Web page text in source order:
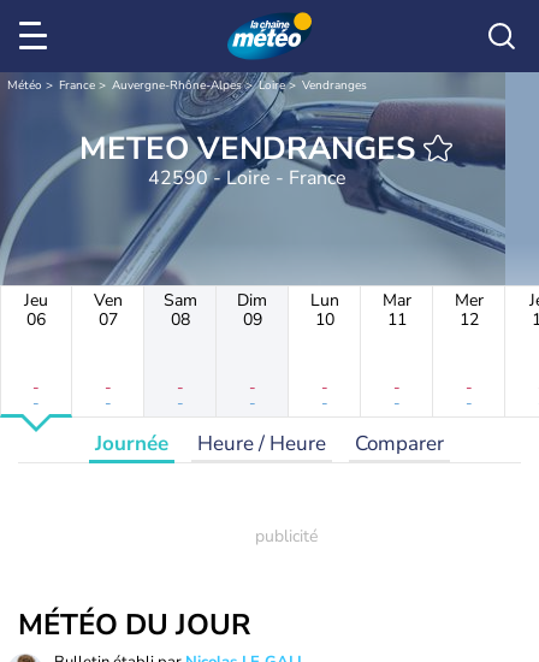
Météo France Auvergne-Rhône-Alpes Loire Vendranges
METEO VENDRANGES
42590 - Loire - France
Jeu
06
-
-
Ven
07
-
-
Sam
08
-
-
Dim
09
-
-
Lun
10
-
-
Mar
11
-
-
Mer
12
-
-
Journée Heure / Heure Comparer
MÉTÉO DU JOUR